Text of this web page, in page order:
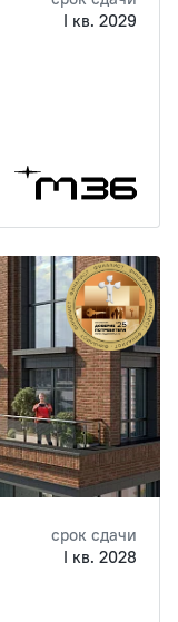
I кв. 2029
срок сдачи
I кв. 2028